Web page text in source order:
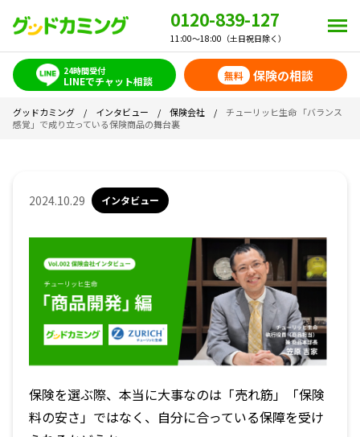
0120-839-127
11:00～18:00（土日祝日除く）
24時間受付
LINEでチャット相談 無料 保険の相談
グッドカミング / インタビュー / 保険会社 / チューリッヒ生命 「バランス
感覚」で成り立っている保険商品の舞台裏
2024.10.29 インタビュー
保険を選ぶ際、本当に大事なのは「売れ筋」「保険
料の安さ」ではなく、自分に合っている保障を受け